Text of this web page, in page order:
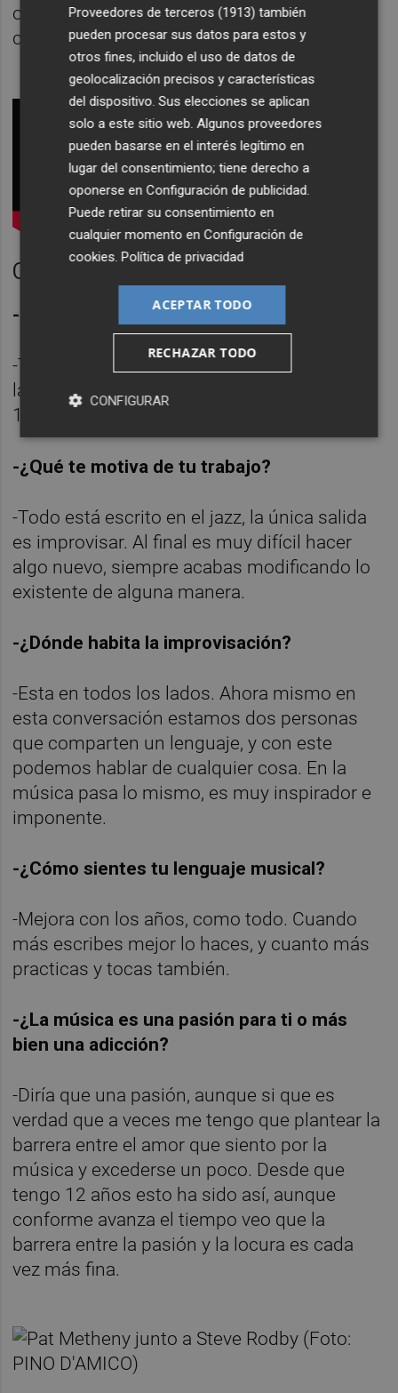
otra, así que al final lo que hago es
centrarme en lo mío.
Componer y mejorar
-¿Cómo se mejora constantemente?
-Trabajando muchísimo. Yo me levanto por
la mañana y puedo estar componiendo de
10 a 12 horas,
-¿Qué te motiva de tu trabajo?
-Todo está escrito en el jazz, la única salida
es improvisar. Al final es muy difícil hacer
algo nuevo, siempre acabas modificando lo
existente de alguna manera.
-¿Dónde habita la improvisación?
-Esta en todos los lados. Ahora mismo en
esta conversación estamos dos personas
que comparten un lenguaje, y con este
podemos hablar de cualquier cosa. En la
música pasa lo mismo, es muy inspirador e
imponente.
-¿Cómo sientes tu lenguaje musical?
-Mejora con los años, como todo. Cuando
más escribes mejor lo haces, y cuanto más
practicas y tocas también.
-¿La música es una pasión para ti o más
bien una adicción?
-Diría que una pasión, aunque si que es
verdad que a veces me tengo que plantear la
barrera entre el amor que siento por la
música y excederse un poco. Desde que
tengo 12 años esto ha sido así, aunque
conforme avanza el tiempo veo que la
barrera entre la pasión y la locura es cada
vez más fina.
Proveedores de terceros (1913) también
pueden procesar sus datos para estos y
otros fines, incluido el uso de datos de
geolocalización precisos y características
del dispositivo. Sus elecciones se aplican
solo a este sitio web. Algunos proveedores
pueden basarse en el interés legítimo en
lugar del consentimiento; tiene derecho a
oponerse enConfiguración de publicidad.
Puede retirar su consentimiento en
cualquier momento enConfiguración de
cookies.Política de privacidad
ACEPTAR TODO
RECHAZAR TODO
CONFIGURAR